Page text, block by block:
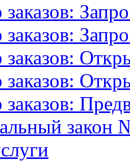
заказов:
заказов:
заказов:
заказов:
заказов:
закон